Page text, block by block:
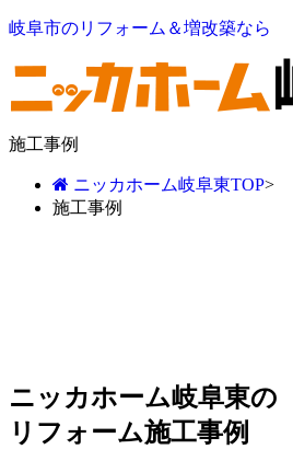
岐阜市のリフォーム＆増改築なら
施工事例
ニッカホーム岐阜東TOP>
施工事例
ニッカホーム岐阜東の
リフォーム施工事例